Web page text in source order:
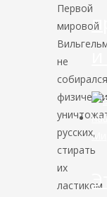
Первой
мировой.
не
собирался
физически
русских,
стирать
их
ластиком
и